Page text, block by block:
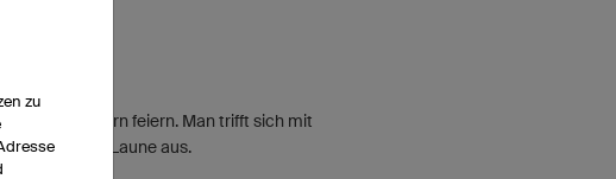
einige gern feiern. Man trifft sich mit
der guten Laune aus.
zu